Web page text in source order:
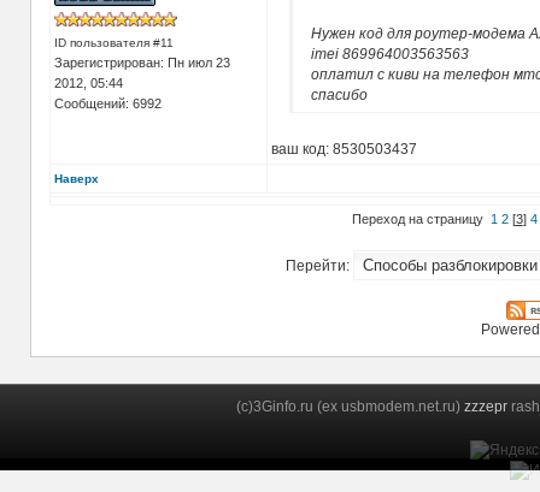
ID пользователя #11
Зарегистрирован: Пн июл 23
2012, 05:44
Сообщений: 6992
Нужен код для роутер-модема
imei 869964003563563
оплатил с киви на телефон
спасибо
ваш код: 8530503437
Наверх
Переход на страницу 1 2[3] 4
Перейти:
(c)3Ginfo.ru (ex usbmodem.net.ru) zzzepr